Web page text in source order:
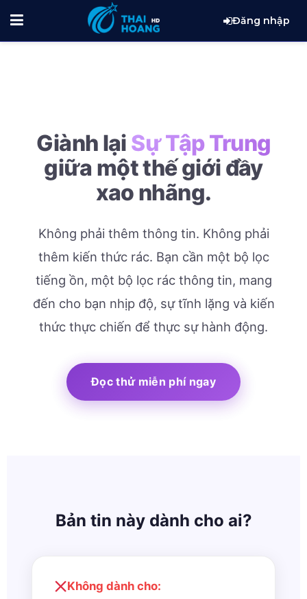
Đăng nhập
Giành lại Sự Tập Trung
giữa một thế giới đầy
xao nhãng.
Không phải thêm thông tin. Không phải
thêm kiến thức rác. Bạn cần một bộ lọc
tiếng ồn, một bộ lọc rác thông tin, mang
đến cho bạn nhịp độ, sự tĩnh lặng và kiến
thức thực chiến để thực sự hành động.
Đọc thử miễn phí ngay
Bản tin này dành cho ai?
Không dành cho: